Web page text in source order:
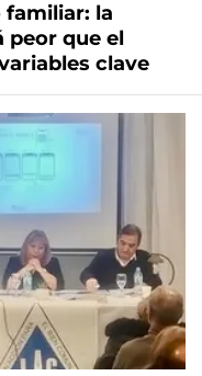
la
peor que el
clave